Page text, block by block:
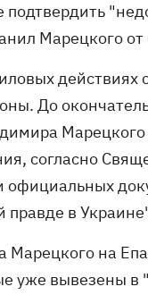
Марецкого
До
согласно
официальных
в
Марецкого на
уже вывезены в